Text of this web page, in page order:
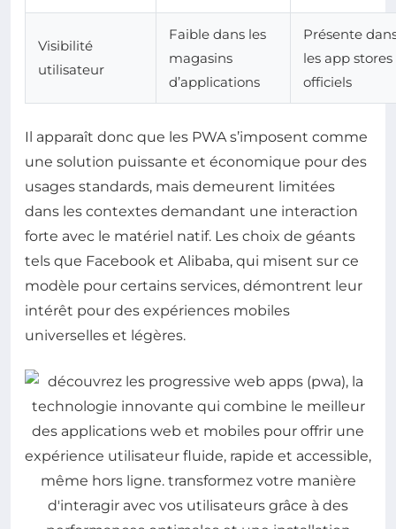
Visibilité
utilisateur
Faible dans les
magasins
d’applications
Présente
les app stores
officiels
Il apparaît donc que les PWA s’imposent comme
une solution puissante et économique pour des
usages standards, mais demeurent limitées
dans les contextes demandant une interaction
forte avec le matériel natif. Les choix de géants
tels que Facebook et Alibaba, qui misent sur ce
modèle pour certains services, démontrent leur
intérêt pour des expériences mobiles
universelles et légères.